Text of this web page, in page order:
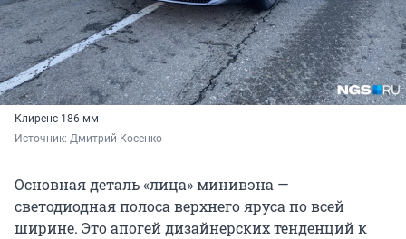
Клиренс 186 мм
Источник: Дмитрий Косенко
Основная деталь «лица» минивэна —
светодиодная полоса верхнего яруса по всей
ширине. Это апогей дизайнерских тенденций к